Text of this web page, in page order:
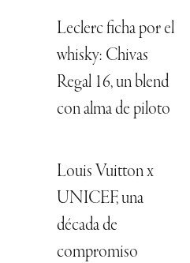
Leclerc ficha por el
whisky: Chivas
Regal 16, un blend
con alma de piloto
Louis Vuitton x
UNICEF, una
década de
compromiso